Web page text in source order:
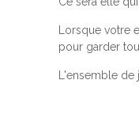
Lorsque votre
pour garder
L'ensemble